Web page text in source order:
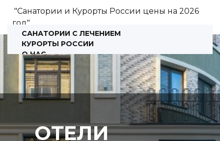
"Санатории и Курорты России цены на 2026
год"
САНАТОРИИ С ЛЕЧЕНИЕМ
КУРОРТЫ РОССИИ
О НАС
КОНСУЛЬТАЦИЯ
ОТЕЛИ